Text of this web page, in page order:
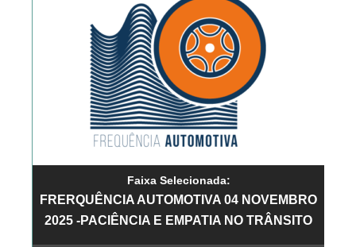
Faixa Selecionada:
FRERQUÊNCIA AUTOMOTIVA 04 NOVEMBRO
2025 -PACIÊNCIA E EMPATIA NO TRÂNSITO